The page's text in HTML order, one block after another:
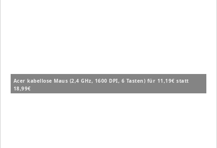
Acer kabellose Maus (2,4 GHz, 1600 DPI, 6 Tasten) für 11,19€ statt
18,99€